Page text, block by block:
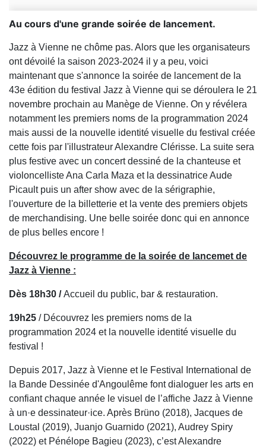
Au cours d'une grande soirée de lancement.
Jazz à Vienne ne chôme pas. Alors que les organisateurs
ont dévoilé la saison 2023-2024 il y a peu, voici
maintenant que s'annonce la soirée de lancement de la
43e édition du festival Jazz à Vienne qui se déroulera le 21
novembre prochain au Manège de Vienne. On y révélera
notamment les premiers noms de la programmation 2024
mais aussi de la nouvelle identité visuelle du festival créée
cette fois par l'illustrateur Alexandre Clérisse. La suite sera
plus festive avec un concert dessiné de la chanteuse et
violoncelliste Ana Carla Maza et la dessinatrice Aude
Picault puis un after show avec de la sérigraphie,
l'ouverture de la billetterie et la vente des premiers objets
de merchandising. Une belle soirée donc qui en annonce
de plus belles encore !
Découvrez le programme de la soirée de lancemet de
Jazz à Vienne :
Dès 18h30 /Accueil du public, bar & restauration.
19h25 / Découvrez les premiers noms de la
programmation 2024 et la nouvelle identité visuelle du
festival !
Depuis 2017, Jazz à Vienne et le Festival International de
la Bande Dessinée d'Angoulême font dialoguer les arts en
confiant chaque année le visuel de l’affiche Jazz à Vienne
à un·e dessinateur·ice. Après Brüno (2018), Jacques de
Loustal (2019), Juanjo Guarnido (2021), Audrey Spiry
(2022) et Pénélope Bagieu (2023), c’est Alexandre